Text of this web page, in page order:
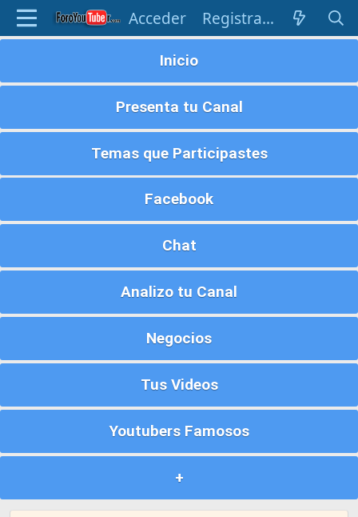
Acceder Registrarse
Inicio
Presenta tu Canal
Temas que Participastes
Facebook
Chat
Analizo tu Canal
Negocios
Tus Videos
Youtubers Famosos
+